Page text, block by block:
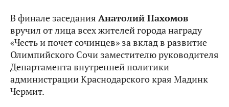
В финале заседания Анатолий Пахомов
вручил от лица всех жителей города награду
«Честь и почет сочинцев» за вклад в развитие
Олимпийского Сочи заместителю руководителя
Департамента внутренней политики
администрации Краснодарского края Мадинк
Чермит.